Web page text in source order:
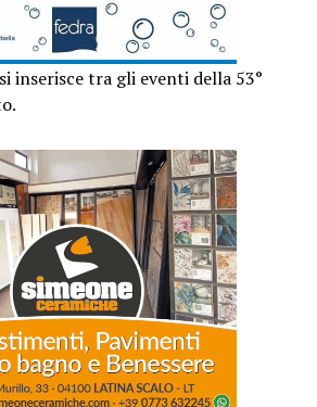
inserisce tra gli eventi della 53°